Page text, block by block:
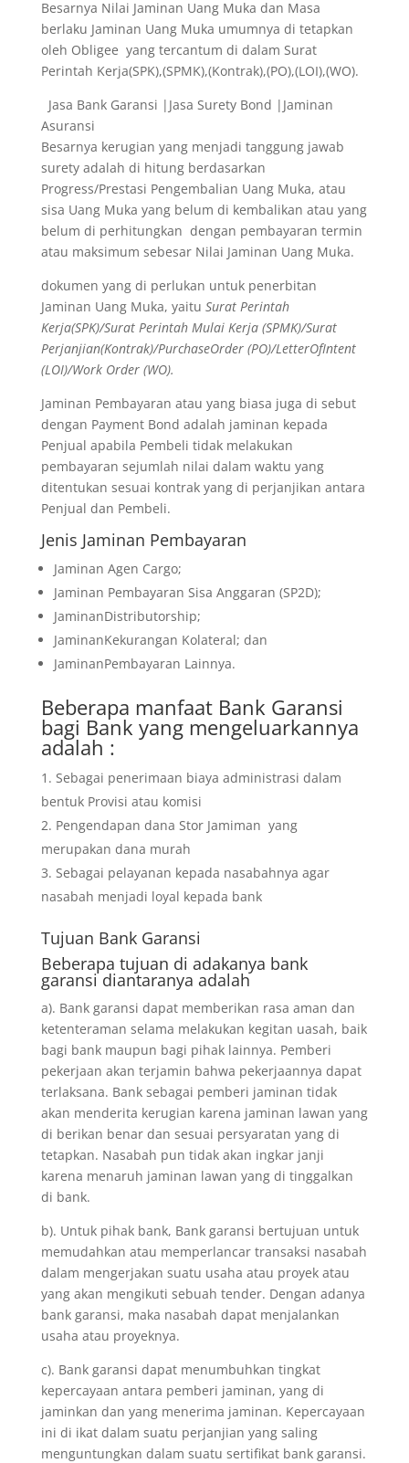
Besarnya Nilai Jaminan Uang Muka dan Masa
berlaku Jaminan Uang Muka umumnya di tetapkan
oleh Obligee yang tercantum di dalam Surat
Perintah Kerja(SPK),(SPMK),(Kontrak),(PO),(LOI),(WO).
Jasa Bank Garansi |Jasa Surety Bond |Jaminan
Asuransi
Besarnya kerugian yang menjadi tanggung jawab
surety adalah di hitung berdasarkan
Progress/Prestasi Pengembalian Uang Muka, atau
sisa Uang Muka yang belum di kembalikan atau yang
belum di perhitungkan dengan pembayaran termin
atau maksimum sebesar Nilai Jaminan Uang Muka.
dokumen yang di perlukan untuk penerbitan
Jaminan Uang Muka, yaitu Surat Perintah
Kerja(SPK)/Surat Perintah Mulai Kerja (SPMK)/Surat
Perjanjian(Kontrak)/PurchaseOrder (PO)/LetterOfIntent
(LOI)/Work Order (WO).
Jaminan Pembayaran atau yang biasa juga di sebut
dengan Payment Bond adalah jaminan kepada
Penjual apabila Pembeli tidak melakukan
pembayaran sejumlah nilai dalam waktu yang
ditentukan sesuai kontrak yang di perjanjikan antara
Penjual dan Pembeli.
Jenis Jaminan Pembayaran
Jaminan Agen Cargo;
Jaminan Pembayaran Sisa Anggaran (SP2D);
JaminanDistributorship;
JaminanKekurangan Kolateral; dan
JaminanPembayaran Lainnya.
Beberapa manfaat Bank Garansi
bagi Bank yang mengeluarkannya
adalah :
Sebagai penerimaan biaya administrasi dalam
bentuk Provisi atau komisi
Pengendapan dana Stor Jamiman yang
merupakan dana murah
Sebagai pelayanan kepada nasabahnya agar
nasabah menjadi loyal kepada bank
Tujuan Bank Garansi
Beberapa tujuan di adakanya bank
garansi diantaranya adalah
a). Bank garansi dapat memberikan rasa aman dan
ketenteraman selama melakukan kegitan uasah, baik
bagi bank maupun bagi pihak lainnya. Pemberi
pekerjaan akan terjamin bahwa pekerjaannya dapat
terlaksana. Bank sebagai pemberi jaminan tidak
akan menderita kerugian karena jaminan lawan yang
di berikan benar dan sesuai persyaratan yang di
tetapkan. Nasabah pun tidak akan ingkar janji
karena menaruh jaminan lawan yang di tinggalkan
di bank.
b). Untuk pihak bank, Bank garansi bertujuan untuk
memudahkan atau memperlancar transaksi nasabah
dalam mengerjakan suatu usaha atau proyek atau
yang akan mengikuti sebuah tender. Dengan adanya
bank garansi, maka nasabah dapat menjalankan
usaha atau proyeknya.
c). Bank garansi dapat menumbuhkan tingkat
kepercayaan antara pemberi jaminan, yang di
jaminkan dan yang menerima jaminan. Kepercayaan
ini di ikat dalam suatu perjanjian yang saling
menguntungkan dalam suatu sertifikat bank garansi.